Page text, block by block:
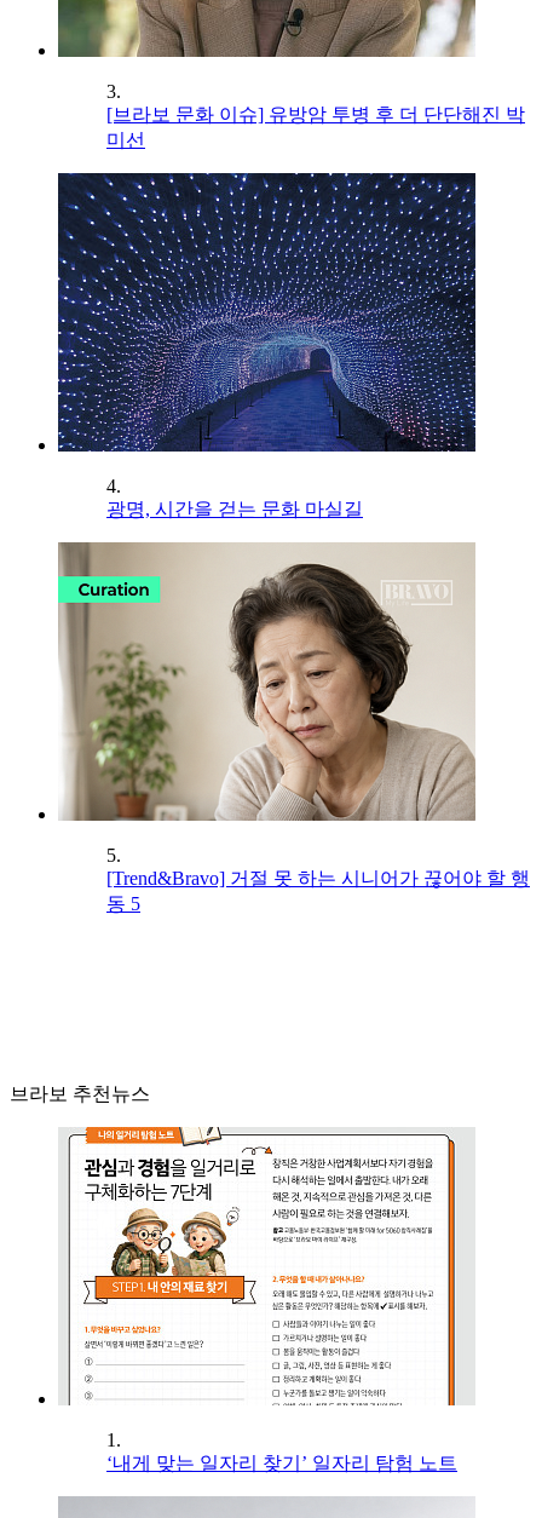
3.
[브라보 문화 이슈] 유방암 투병 후 더 단단해진 박
미선
4.
광명, 시간을 걷는 문화 마실길
5.
[Trend&Bravo] 거절 못 하는 시니어가 끊어야 할 행
동 5
브라보 추천뉴스
1.
‘내게 맞는 일자리 찾기’ 일자리 탐험 노트